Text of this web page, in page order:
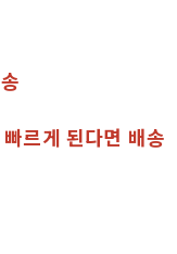
르게 된다면 배송